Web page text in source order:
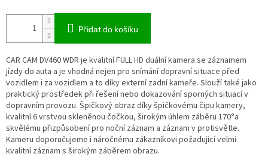
Přidat do košíku
CAR CAM DV460 WDR je kvalitní FULL HD duální kamera se záznamem
jízdy do auta a je vhodná nejen pro snímání dopravní situace před
vozidlem i za vozidlem a to díky externí zadní kameře. Slouží také jako
praktický prostředek při řešení nebo dokazování sporných situací v
dopravním provozu. Špičkový obraz díky špičkovému čipu kamery,
kvalitní 6 vrstvou skleněnou čočkou, širokým úhlem záběru 170°a
skvělému přizpůsobení pro noční záznam a záznam v protisvětle.
Kameru doporučujeme i náročnému zákazníkovi požadující velmi
kvalitní záznam s širokým záběrem obrazu.